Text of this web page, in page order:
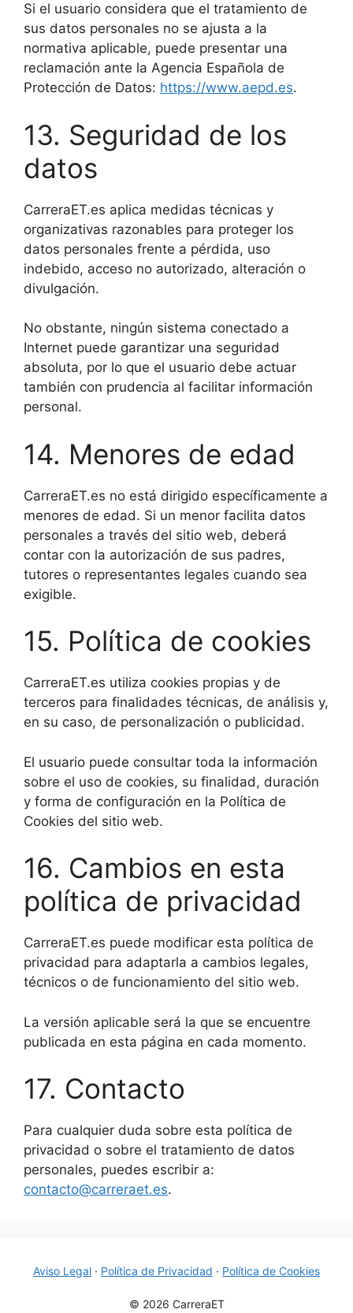
Si el usuario considera que el tratamiento de
sus datos personales no se ajusta a la
normativa aplicable, puede presentar una
reclamación ante la Agencia Española de
Protección de Datos: https://www.aepd.es.
13. Seguridad de los
datos
CarreraET.es aplica medidas técnicas y
organizativas razonables para proteger los
datos personales frente a pérdida, uso
indebido, acceso no autorizado, alteración o
divulgación.
No obstante, ningún sistema conectado a
Internet puede garantizar una seguridad
absoluta, por lo que el usuario debe actuar
también con prudencia al facilitar información
personal.
14. Menores de edad
CarreraET.es no está dirigido específicamente a
menores de edad. Si un menor facilita datos
personales a través del sitio web, deberá
contar con la autorización de sus padres,
tutores o representantes legales cuando sea
exigible.
15. Política de cookies
CarreraET.es utiliza cookies propias y de
terceros para finalidades técnicas, de análisis y,
en su caso, de personalización o publicidad.
El usuario puede consultar toda la información
sobre el uso de cookies, su finalidad, duración
y forma de configuración en la Política de
Cookies del sitio web.
16. Cambios en esta
política de privacidad
CarreraET.es puede modificar esta política de
privacidad para adaptarla a cambios legales,
técnicos o de funcionamiento del sitio web.
La versión aplicable será la que se encuentre
publicada en esta página en cada momento.
17. Contacto
Para cualquier duda sobre esta política de
privacidad o sobre el tratamiento de datos
personales, puedes escribir a:
contacto@carreraet.es.
Aviso Legal · Política de Privacidad · Política de Cookies
© 2026 CarreraET